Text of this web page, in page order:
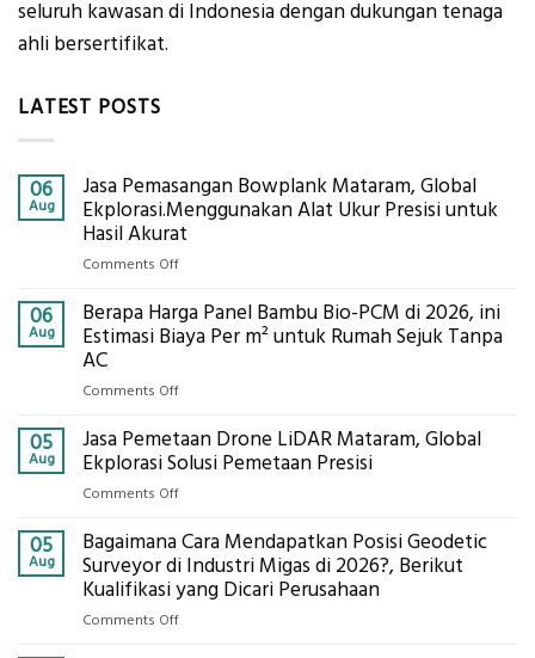
seluruh kawasan di Indonesia dengan dukungan tenaga
ahli bersertifikat.
LATEST POSTS
06
Aug
Jasa Pemasangan Bowplank Mataram, Global
Ekplorasi.Menggunakan Alat Ukur Presisi untuk
Hasil Akurat
Comments Offon
Pemasangan
Bowplank
Ukur
Presisi
untuk
Akurat
06
Aug
Berapa Harga Panel Bambu Bio-PCM di 2026, ini
Estimasi Biaya Per m² untuk Rumah Sejuk Tanpa
AC
Comments Offon
Harga
Panel
di
2026,
ini
Estimasi
05
Aug
Jasa Pemetaan Drone LiDAR Mataram, Global
Ekplorasi Solusi Pemetaan Presisi
Comments Offon
Pemetaan
Drone
LiDAR
Mataram,
05
Aug
Bagaimana Cara Mendapatkan Posisi Geodetic
Surveyor di Industri Migas di 2026?, Berikut
Kualifikasi yang Dicari Perusahaan
Comments Offon